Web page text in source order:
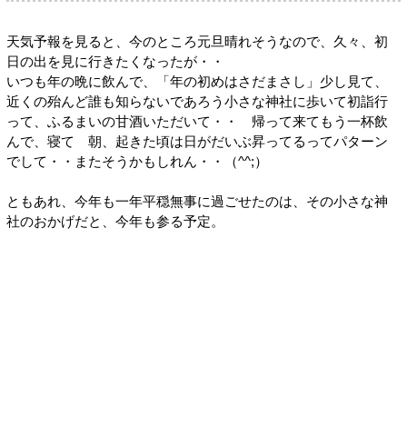
天気予報を見ると、今のところ元旦晴れそうなので、久々、初
日の出を見に行きたくなったが・・
いつも年の晩に飲んで、「年の初めはさだまさし」少し見て、
近くの殆んど誰も知らないであろう小さな神社に歩いて初詣行
って、ふるまいの甘酒いただいて・・ 帰って来てもう一杯飲
んで、寝て 朝、起きた頃は日がだいぶ昇ってるってパターン
でして・・またそうかもしれん・・（^^;）
ともあれ、今年も一年平穏無事に過ごせたのは、その小さな神
社のおかげだと、今年も参る予定。